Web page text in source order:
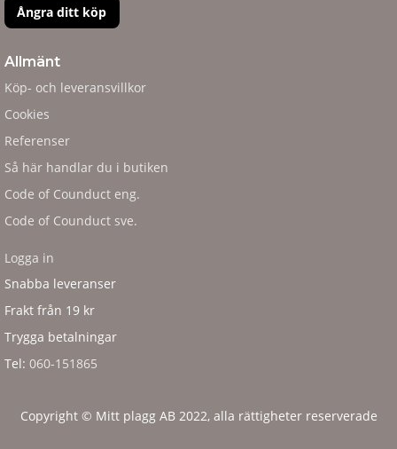
Ångra ditt köp
Allmänt
Köp- och leveransvillkor
Cookies
Referenser
Så här handlar du i butiken
Code of Counduct eng.
Code of Counduct sve.
Logga in
Snabba leveranser
Frakt från 19 kr
Trygga betalningar
Tel: 060-151865
Copyright © Mitt plagg AB 2022, alla rättigheter reserverade